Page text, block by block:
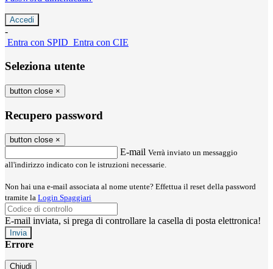
-
Entra con SPID Entra con CIE
Seleziona utente
button close ×
Recupero password
button close ×
E-mail Verrà inviato un messaggio
all'indirizzo indicato con le istruzioni necessarie.
Non hai una e-mail associata al nome utente? Effettua il reset della password
tramite la Login Spaggiari
E-mail inviata, si prega di controllare la casella di posta elettronica!
Errore
Chiudi